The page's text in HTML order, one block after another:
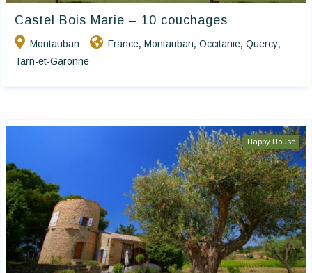
Castel Bois Marie – 10 couchages
Montauban France, Montauban, Occitanie, Quercy,
Tarn-et-Garonne
Happy House